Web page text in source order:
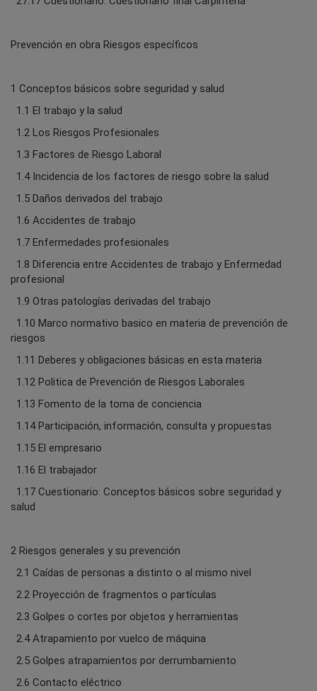
Prevención en obra Riesgos específicos
1 Conceptos básicos sobre seguridad y salud
1.1 El trabajo y la salud
1.2 Los Riesgos Profesionales
1.3 Factores de Riesgo Laboral
1.4 Incidencia de los factores de riesgo sobre la salud
1.5 Daños derivados del trabajo
1.6 Accidentes de trabajo
1.7 Enfermedades profesionales
1.8 Diferencia entre Accidentes de trabajo y Enfermedad
profesional
1.9 Otras patologías derivadas del trabajo
1.10 Marco normativo basico en materia de prevención de
riesgos
1.11 Deberes y obligaciones básicas en esta materia
1.12 Politica de Prevención de Riesgos Laborales
1.13 Fomento de la toma de conciencia
1.14 Participación, información, consulta y propuestas
1.15 El empresario
1.16 El trabajador
1.17 Cuestionario: Conceptos básicos sobre seguridad y
salud
2 Riesgos generales y su prevención
2.1 Caídas de personas a distinto o al mismo nivel
2.2 Proyección de fragmentos o partículas
2.3 Golpes o cortes por objetos y herramientas
2.4 Atrapamiento por vuelco de máquina
2.5 Golpes atrapamientos por derrumbamiento
2.6 Contacto eléctrico